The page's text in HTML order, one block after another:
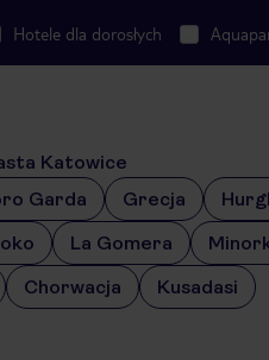
Hotele dla dorosłych
Katowice
Garda Grecja
La Gomera
Chorwacja
Kusadasi